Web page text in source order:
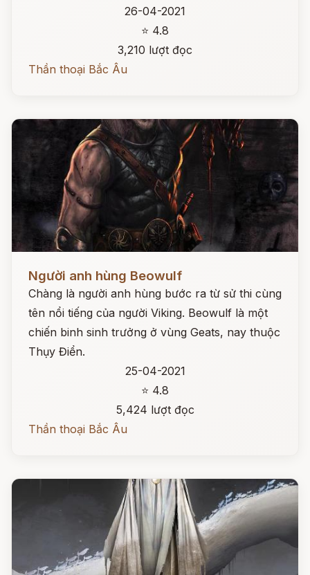
26-04-2021
⭐ 4.8
3,210 lượt đọc
Thần thoại Bắc Âu
Người anh hùng Beowulf
Chàng là người anh hùng bước ra từ sử thi cùng
tên nổi tiếng của người Viking. Beowulf là một
chiến binh sinh trưởng ở vùng Geats, nay thuộc
Thụy Điển.
25-04-2021
⭐ 4.8
5,424 lượt đọc
Thần thoại Bắc Âu